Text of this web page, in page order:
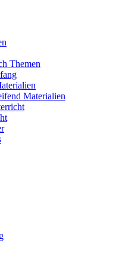
Themen
Materialien